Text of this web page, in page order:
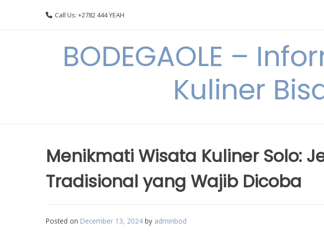
Call Us: +2782 444 YEAH
BODEGAOLE –
Kuliner
Menikmati Wisata Kuliner Solo:
Tradisional yang Wajib Dicoba
Posted on December 13, 2024 by adminbod